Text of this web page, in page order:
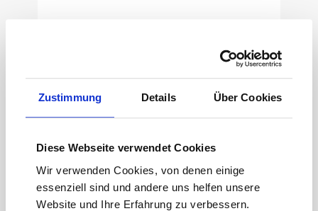
Zustimmung Details Über Cookies
Diese Webseite verwendet Cookies
Wir verwenden Cookies, von denen einige
essenziell sind und andere uns helfen unsere
Website und Ihre Erfahrung zu verbessern.
(19,85 € / 1 Liter)
7,94 €